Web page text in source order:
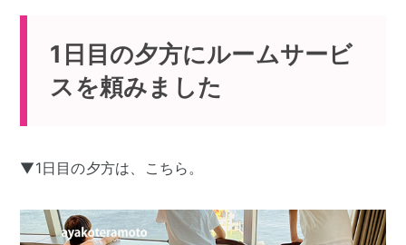
1日目の夕方にルームサービ
スを頼みました
▼1日目の夕方は、こちら。